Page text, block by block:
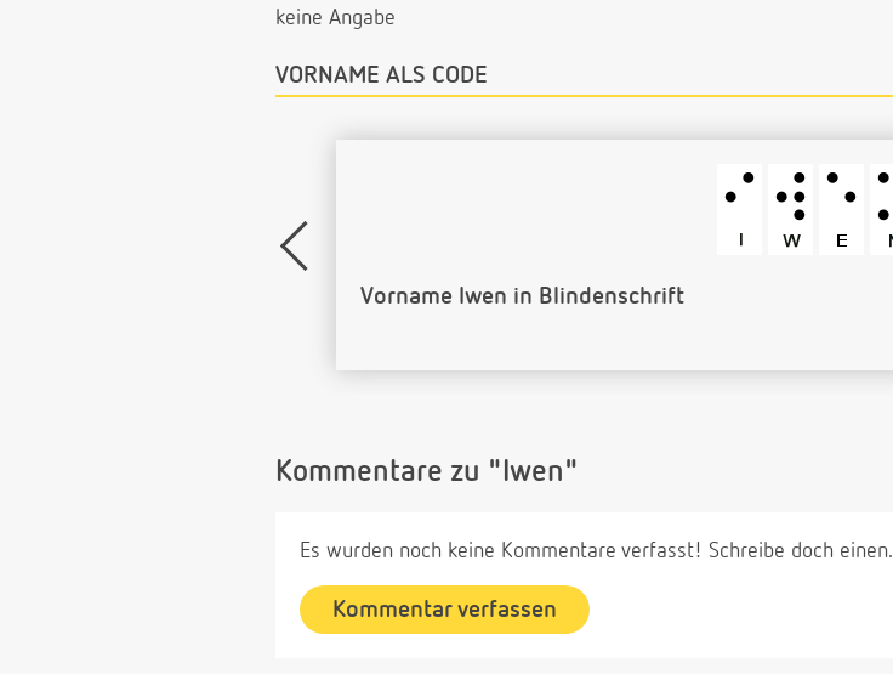
keine Angabe
VORNAME ALS CODE
Name Iwen als Barcode
Kommentare zu "Iwen"
Es wurden noch keine Kommentare verfasst! Schreibe doch einen.
Kommentar verfassen